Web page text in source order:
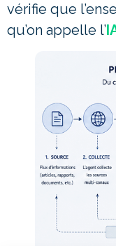
vérifie que
qu’on appelle l’